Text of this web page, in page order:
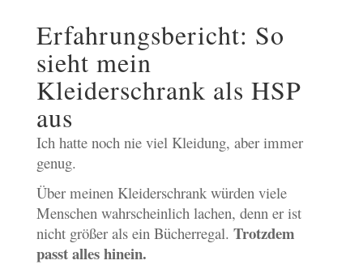
Erfahrungsbericht: So
sieht mein
Kleiderschrank als HSP
aus
Ich hatte noch nie viel Kleidung, aber immer
genug.
Über meinen Kleiderschrank würden viele
Menschen wahrscheinlich lachen, denn er ist
nicht größer als ein Bücherregal. Trotzdem
passt alles hinein.